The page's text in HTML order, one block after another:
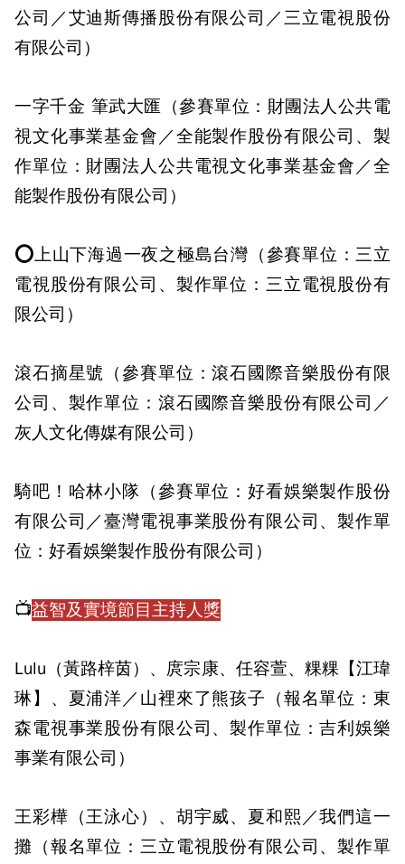
公司／艾迪斯傳播股份有限公司／三立電視股份
有限公司）
一字千金 筆武大匯（參賽單位：財團法人公共電
視文化事業基金會／全能製作股份有限公司、製
作單位：財團法人公共電視文化事業基金會／全
能製作股份有限公司）
⭕上山下海過一夜之極島台灣（參賽單位：三立
電視股份有限公司、製作單位：三立電視股份有
限公司）
滾石摘星號（參賽單位：滾石國際音樂股份有限
公司、製作單位：滾石國際音樂股份有限公司／
灰人文化傳媒有限公司）
騎吧！哈林小隊（參賽單位：好看娛樂製作股份
有限公司／臺灣電視事業股份有限公司、製作單
位：好看娛樂製作股份有限公司）
📺益智及實境節目主持人獎
Lulu（黃路梓茵）、庹宗康、任容萱、粿粿【江瑋
琳】、夏浦洋／山裡來了熊孩子（報名單位：東
森電視事業股份有限公司、製作單位：吉利娛樂
事業有限公司）
王彩樺（王泳心）、胡宇威、夏和熙／我們這一
攤（報名單位：三立電視股份有限公司、製作單